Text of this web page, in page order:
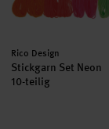
Hersteller:
Rico Design
Stickgarn Set Neon
10-teilig